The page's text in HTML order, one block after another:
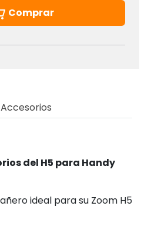
Comprar
Accesorios
del H5 para Handy
ideal para su Zoom H5